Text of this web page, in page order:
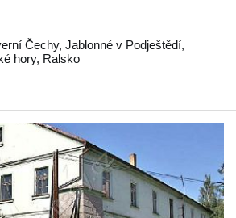
Čechy, Jablonné v Podještědí,
hory, Ralsko